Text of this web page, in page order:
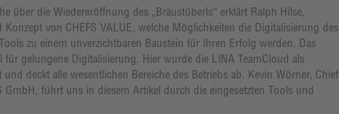
über die Wiedereröffnung des „Bräustüberls“ erklärt Ralph Hilse,
von CHEFS VALUE, welche Möglichkeiten die Digitalisierung des
zu einem unverzichtbaren Baustein für Ihren Erfolg werden. Das
für gelungene Digitalisierung. Hier wurde die LINA TeamCloud als
und deckt alle wesentlichen Bereiche des Betriebs ab. Kevin Wörner, Chief
GmbH, führt uns in diesem Artikel durch die eingesetzten Tools und